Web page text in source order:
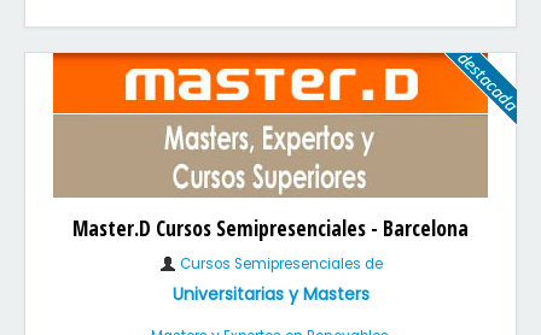
Master.D Cursos Semipresenciales - Barcelona
Cursos Semipresenciales de
Universitarias y Masters